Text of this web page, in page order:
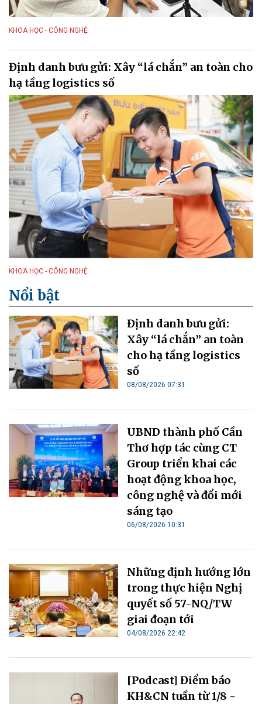
KHOA HỌC - CÔNG NGHỆ
Định danh bưu gửi: Xây “lá chắn” an toàn cho
hạ tầng logistics số
KHOA HỌC - CÔNG NGHỆ
Nổi bật
Định danh bưu gửi:
Xây “lá chắn” an toàn
cho hạ tầng logistics
số
08/08/2026 07:31
UBND thành phố Cần
Thơ hợp tác cùng CT
Group triển khai các
hoạt động khoa học,
công nghệ và đổi mới
sáng tạo
06/08/2026 10:31
Những định hướng lớn
trong thực hiện Nghị
quyết số 57-NQ/TW
giai đoạn tới
04/08/2026 22:42
[Podcast] Điểm báo
KH&CN tuần từ 1/8 -